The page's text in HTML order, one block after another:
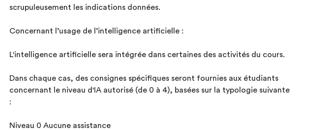
scrupuleusement les indications données.
Concernant l’usage de l’intelligence artificielle :
L'intelligence artificielle sera intégrée dans certaines des activités du cours.
Dans chaque cas, des consignes spécifiques seront fournies aux étudiants
concernant le niveau d'IA autorisé (de 0 à 4), basées sur la typologie suivante
:
Niveau 0 Aucune assistance